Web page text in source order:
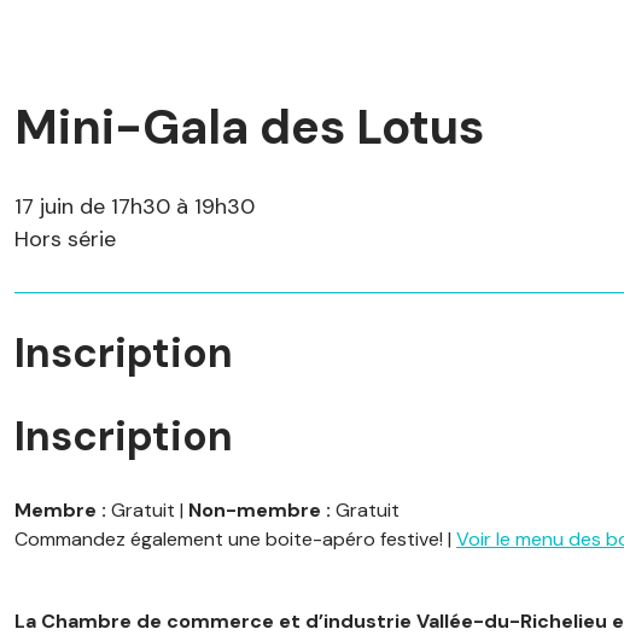
Mini-Gala des Lotus
17 juin de 17h30 à 19h30
Hors série
Inscription
Inscription
Membre : Gratuit | Non-membre : Gratuit
Commandez également une boite-apéro festive! | Voir le menu des
La Chambre de commerce et d’industrie Vallée-du-Richelieu